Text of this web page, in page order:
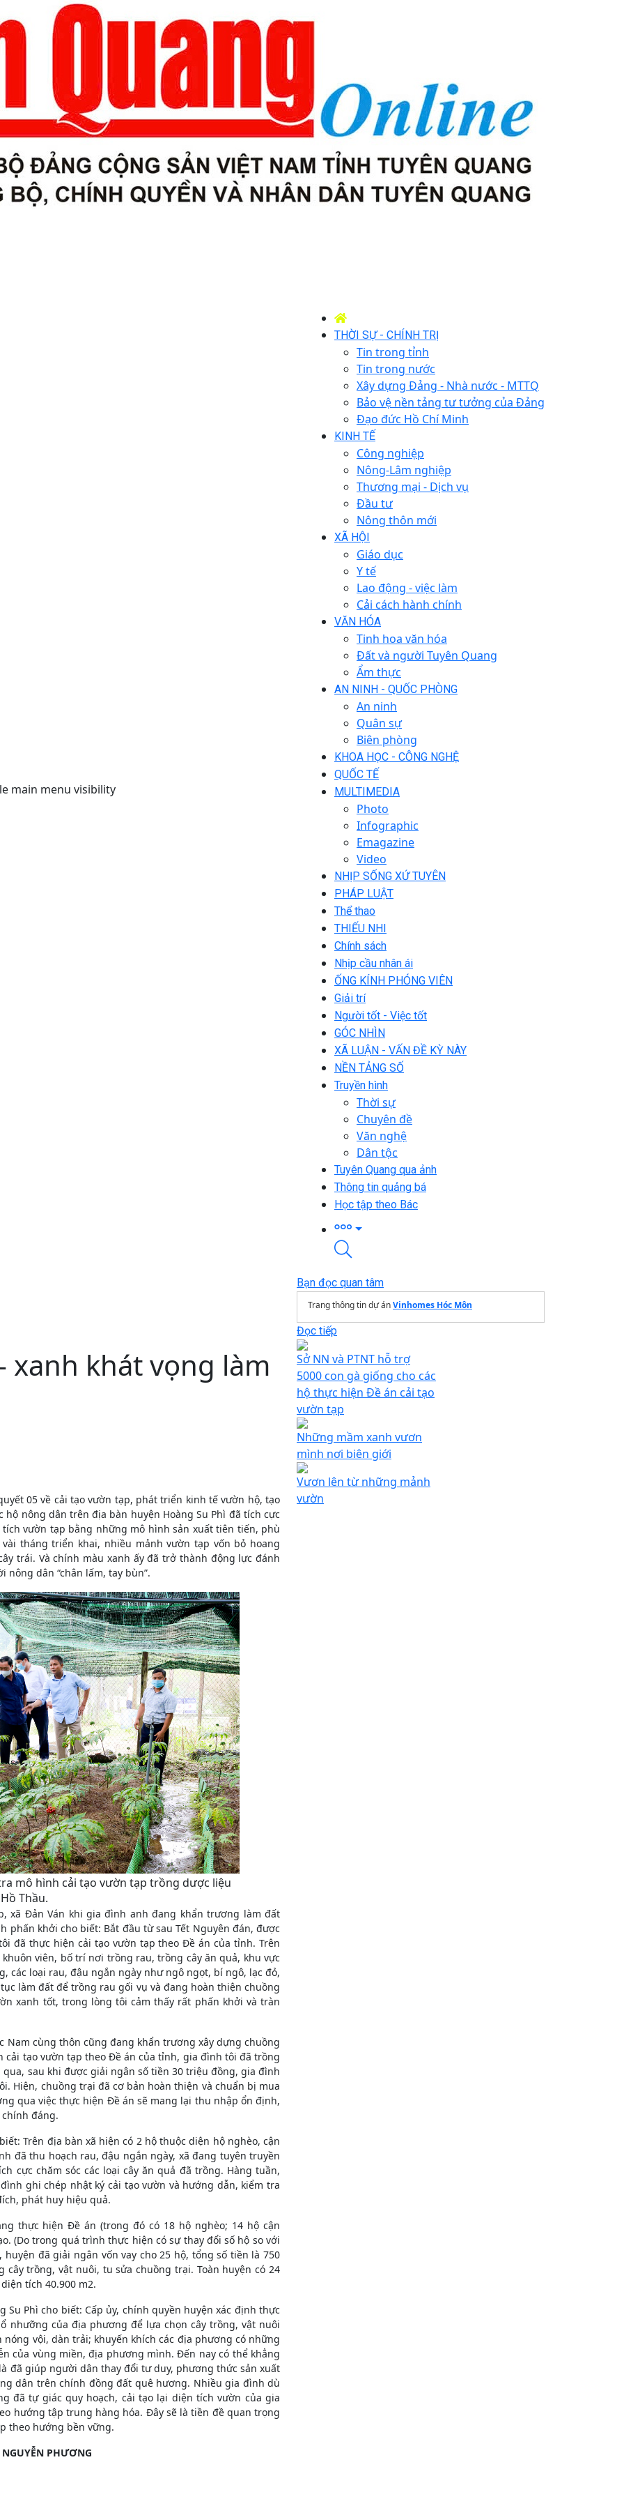
main menu visibility
THỜI SỰ - CHÍNH TRỊ
Tin trong tỉnh
Tin trong nước
Xây dựng Đảng - Nhà nước - MTTQ
Bảo vệ nền tảng tư tưởng của Đảng
Đạo đức Hồ Chí Minh
KINH TẾ
Công nghiệp
Nông-Lâm nghiệp
Thương mại - Dịch vụ
Đầu tư
Nông thôn mới
XÃ HỘI
Giáo dục
Y tế
Lao động - việc làm
Cải cách hành chính
VĂN HÓA
Tinh hoa văn hóa
Đất và người Tuyên Quang
Ẩm thực
AN NINH - QUỐC PHÒNG
An ninh
Quân sự
Biên phòng
KHOA HỌC - CÔNG NGHỆ
QUỐC TẾ
MULTIMEDIA
Photo
Infographic
Emagazine
Video
NHỊP SỐNG XỨ TUYÊN
PHÁP LUẬT
Thể thao
THIẾU NHI
Chính sách
Nhịp cầu nhân ái
ỐNG KÍNH PHÓNG VIÊN
Giải trí
Người tốt - Việc tốt
GÓC NHÌN
XÃ LUẬN - VẤN ĐỀ KỲ NÀY
NỀN TẢNG SỐ
Truyền hình
Thời sự
Chuyên đề
Văn nghệ
Dân tộc
Tuyên Quang qua ảnh
Thông tin quảng bá
Học tập theo Bác
xanh khát vọng làm
05 về cải tạo vườn tạp, phát triển kinh tế vườn hộ, tạo
nông dân trên địa bàn huyện Hoàng Su Phì đã tích cực
vườn tạp bằng những mô hình sản xuất tiên tiến, phù
tháng triển khai, nhiều mảnh vườn tạp vốn bỏ hoang
trái. Và chính màu xanh ấy đã trở thành động lực đánh
dân “chân lấm, tay bùn”.
mô hình cải tạo vườn tạp trồng dược liệu
Thầu.
xã Đản Ván khi gia đình anh đang khẩn trương làm đất
phấn khởi cho biết: Bắt đầu từ sau Tết Nguyên đán, được
đã thực hiện cải tạo vườn tạp theo Đề án của tỉnh. Trên
viên, bố trí nơi trồng rau, trồng cây ăn quả, khu vực
các loại rau, đậu ngắn ngày như ngô ngọt, bí ngô, lạc đỏ,
làm đất để trồng rau gối vụ và đang hoàn thiện chuồng
xanh tốt, trong lòng tôi cảm thấy rất phấn khởi và tràn
Nam cùng thôn cũng đang khẩn trương xây dựng chuồng
cải tạo vườn tạp theo Đề án của tỉnh, gia đình tôi đã trồng
sau khi được giải ngân số tiền 30 triệu đồng, gia đình
Hiện, chuồng trại đã cơ bản hoàn thiện và chuẩn bị mua
qua việc thực hiện Đề án sẽ mang lại thu nhập ổn định,
đáng.
Trên địa bàn xã hiện có 2 hộ thuộc diện hộ nghèo, cận
đã thu hoạch rau, đậu ngắn ngày, xã đang tuyên truyền
cực chăm sóc các loại cây ăn quả đã trồng. Hàng tuần,
ghi chép nhật ký cải tạo vườn và hướng dẫn, kiểm tra
phát huy hiệu quả.
thực hiện Đề án (trong đó có 18 hộ nghèo; 14 hộ cận
(Do trong quá trình thực hiện có sự thay đổi số hộ so với
đã giải ngân vốn vay cho 25 hộ, tổng số tiền là 750
trồng, vật nuôi, tu sửa chuồng trại. Toàn huyện có 24
tích 40.900 m2.
Phì cho biết: Cấp ủy, chính quyền huyện xác định thực
nhưỡng của địa phương để lựa chọn cây trồng, vật nuôi
vội, dàn trải; khuyến khích các địa phương có những
của vùng miền, địa phương mình. Đến nay có thể khẳng
đã giúp người dân thay đổi tư duy, phương thức sản xuất
dân trên chính đồng đất quê hương. Nhiều gia đình dù
đã tự giác quy hoạch, cải tạo lại diện tích vườn của gia
hướng tập trung hàng hóa. Đây sẽ là tiền đề quan trọng
theo hướng bền vững.
PHƯƠNG
Bạn đọc quan tâm
Trang thông tin dự ánVinhomes Hóc Môn
Đọc tiếp
Sở NN và PTNT hỗ trợ
5000 con gà giống cho các
hộ thực hiện Đề án cải tạo
vườn tạp
Những mầm xanh vươn
mình nơi biên giới
Vươn lên từ những mảnh
vườn